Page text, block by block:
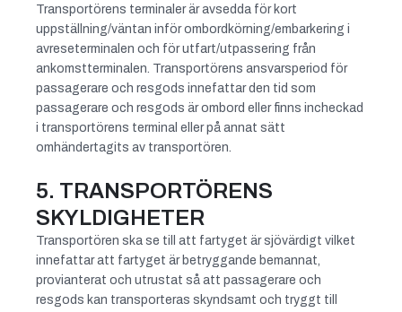
Transportörens terminaler är avsedda för kort
uppställning/väntan inför ombordkörning/embarkering i
avreseterminalen och för utfart/utpassering från
ankomstterminalen. Transportörens ansvarsperiod för
passagerare och resgods innefattar den tid som
passagerare och resgods är ombord eller finns incheckad
i transportörens terminal eller på annat sätt
omhändertagits av transportören.
5. TRANSPORTÖRENS
SKYLDIGHETER
Transportören ska se till att fartyget är sjövärdigt vilket
innefattar att fartyget är betryggande bemannat,
provianterat och utrustat så att passagerare och
resgods kan transporteras skyndsamt och tryggt till